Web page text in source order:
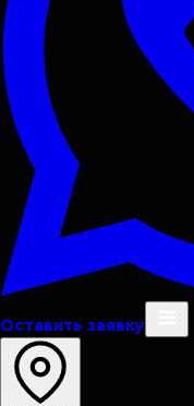
Оставить заявку